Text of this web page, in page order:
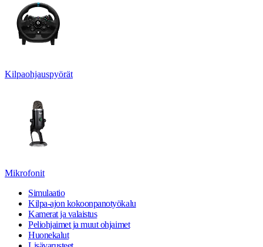
Kilpaohjauspyörät
Mikrofonit
Simulaatio
Kilpa-ajon kokoonpanotyökalu
Kamerat ja valaistus
Peliohjaimet ja muut ohjaimet
Huonekalut